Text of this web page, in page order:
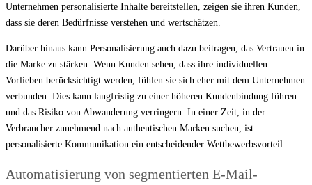
Unternehmen personalisierte Inhalte bereitstellen, zeigen sie ihren Kunden,
dass sie deren Bedürfnisse verstehen und wertschätzen.
Darüber hinaus kann Personalisierung auch dazu beitragen, das Vertrauen in
die Marke zu stärken. Wenn Kunden sehen, dass ihre individuellen
Vorlieben berücksichtigt werden, fühlen sie sich eher mit dem Unternehmen
verbunden. Dies kann langfristig zu einer höheren Kundenbindung führen
und das Risiko von Abwanderung verringern. In einer Zeit, in der
Verbraucher zunehmend nach authentischen Marken suchen, ist
personalisierte Kommunikation ein entscheidender Wettbewerbsvorteil.
Automatisierung von segmentierten E-Mail-